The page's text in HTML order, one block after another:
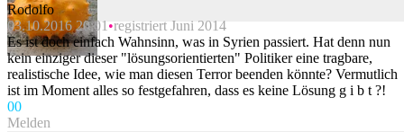
Beitrag melden
Rodolfo
03.10.2016 20:01 registriert Juni 2014
Es ist doch einfach Wahnsinn, was in Syrien passiert. Hat denn nun
kein einziger dieser "lösungsorientierten" Politiker eine tragbare,
realistische Idee, wie man diesen Terror beenden könnte? Vermutlich
ist im Moment alles so festgefahren, dass es keine Lösung g i b t ?!
00
Melden